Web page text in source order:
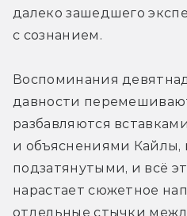
далеко зашедшего
с сознанием.
Воспоминания
давности
разбавляются
и объяснениями Кайлы,
подзатянутыми, и всё
нарастает сюжетное
отдельные стычки